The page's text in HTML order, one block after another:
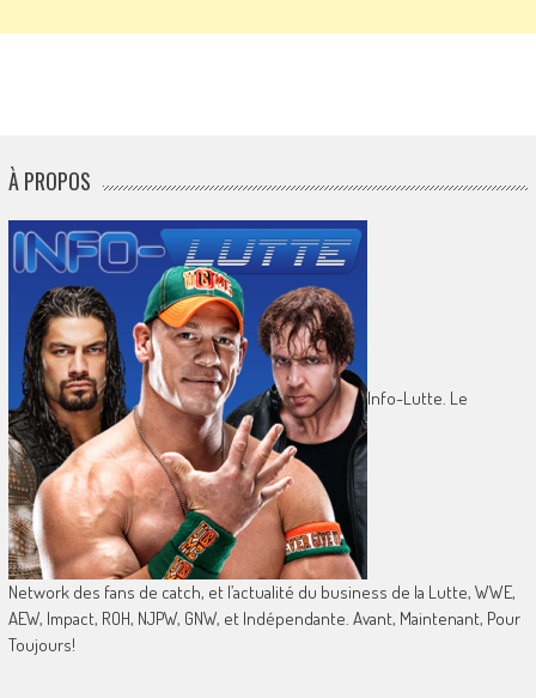
À PROPOS
Info-Lutte. Le
Network des fans de catch, et l’actualité du business de la Lutte, WWE,
AEW, Impact, ROH, NJPW, GNW, et Indépendante. Avant, Maintenant, Pour
Toujours!